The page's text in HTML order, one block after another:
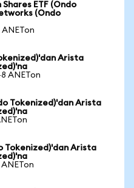
ETF (Ondo
(Ondo
Arista
ANETon
Tokenized)'dan Arista
Tokenized)'dan Arista